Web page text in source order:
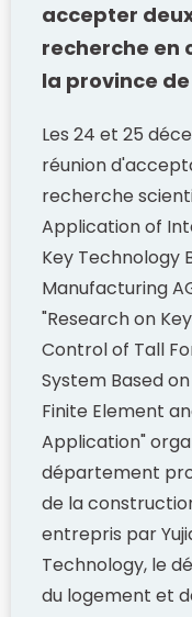
accepter
recherche en
la province
Les 24 et 25
réunion
recherche
Application of
Key Technology
Manufacturing
"Research on
Control of Tall
System Based
Finite Element
Application"
département
de la
entrepris par
Technology, le
du logement et